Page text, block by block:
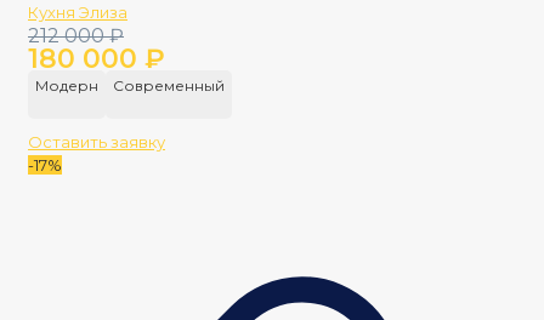
Кухня Элиза
212 000₽
Первоначальная
цена
составляла
180 000 ₽
Текущая
цена:
180
Модерн Современный
Оставить заявку
-17%